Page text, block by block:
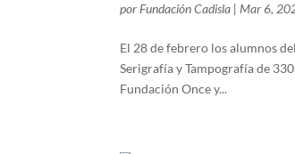
por Fundación Cadisla | Mar 6,
El 28 de febrero los alumnos
Serigrafía y Tampografía de
Fundación Once y...